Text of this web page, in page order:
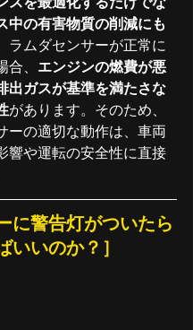
中の有害物質の削減にも
ラムダセンサーが正常に
合、 エンジンの燃費が悪
出ガスが基準を満たさな
があります。そのため、
ーの適切な動作は、車両
響や運転の安全性に直接
に警告灯がついたら
いいのか？］